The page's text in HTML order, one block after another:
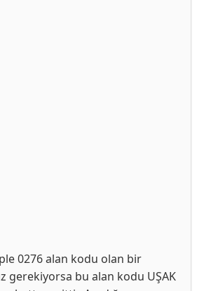
0276 alan kodu olan bir
gerekiyorsa bu alan kodu UŞAK